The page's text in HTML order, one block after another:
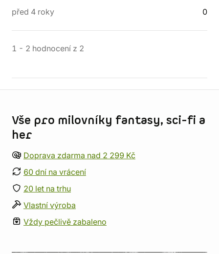
před 4 roky 0
1 - 2 hodnocení z 2
Vše pro milovníky fantasy, sci-fi a
her
Doprava zdarma nad 2 299 Kč
60 dní na vrácení
20 let na trhu
Vlastní výroba
Vždy pečlivě zabaleno